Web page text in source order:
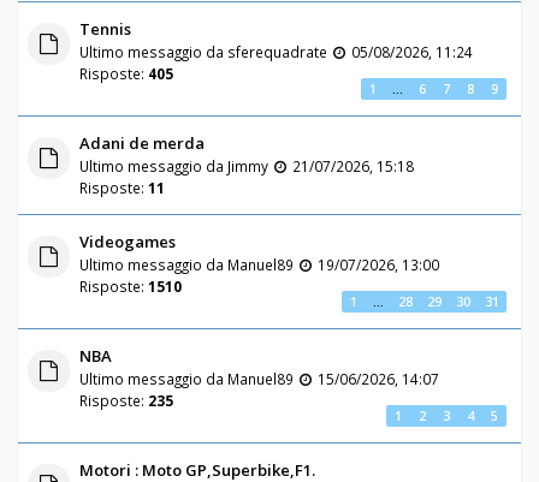
Tennis
Ultimo messaggio da sferequadrate
05/08/2026, 11:24
Risposte: 405
1 … 6 7 8 9
Adani de merda
Ultimo messaggio da Jimmy
21/07/2026, 15:18
Risposte: 11
Videogames
Ultimo messaggio da Manuel89
19/07/2026, 13:00
Risposte: 1510
1 … 28 29 30 31
NBA
Ultimo messaggio da Manuel89
15/06/2026, 14:07
Risposte: 235
1 2 3 4 5
Motori : Moto GP,Superbike,F1.